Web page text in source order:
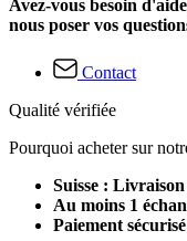
Avez-vous besoin
nous poser vos
Contact
Qualité vérifiée
Pourquoi acheter sur
Suisse :
Au moins 1
Paiement sécurisé